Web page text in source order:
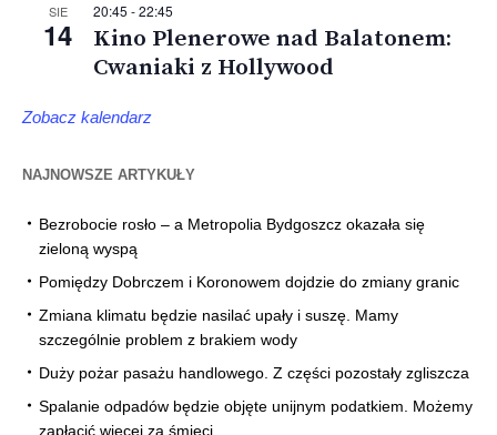
SIE
14
20:45 -22:45
Kino Plenerowe nad Balatonem:
Cwaniaki z Hollywood
Zobacz kalendarz
NAJNOWSZE ARTYKUŁY
Bezrobocie rosło – a Metropolia Bydgoszcz okazała się
zieloną wyspą
Pomiędzy Dobrczem i Koronowem dojdzie do zmiany granic
Zmiana klimatu będzie nasilać upały i suszę. Mamy
szczególnie problem z brakiem wody
Duży pożar pasażu handlowego. Z części pozostały zgliszcza
Spalanie odpadów będzie objęte unijnym podatkiem. Możemy
zapłacić więcej za śmieci